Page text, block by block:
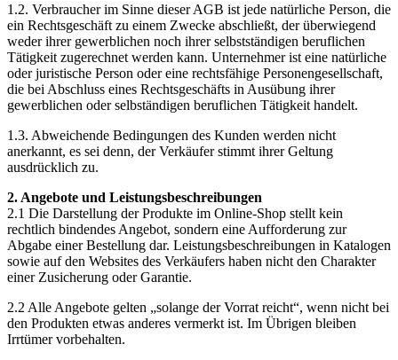
1.2. Verbraucher im Sinne dieser AGB ist jede natürliche Person, die
ein Rechtsgeschäft zu einem Zwecke abschließt, der überwiegend
weder ihrer gewerblichen noch ihrer selbstständigen beruflichen
Tätigkeit zugerechnet werden kann. Unternehmer ist eine natürliche
oder juristische Person oder eine rechtsfähige Personengesellschaft,
die bei Abschluss eines Rechtsgeschäfts in Ausübung ihrer
gewerblichen oder selbständigen beruflichen Tätigkeit handelt.
1.3. Abweichende Bedingungen des Kunden werden nicht
anerkannt, es sei denn, der Verkäufer stimmt ihrer Geltung
ausdrücklich zu.
2. Angebote und Leistungsbeschreibungen
2.1 Die Darstellung der Produkte im Online-Shop stellt kein
rechtlich bindendes Angebot, sondern eine Aufforderung zur
Abgabe einer Bestellung dar. Leistungsbeschreibungen in Katalogen
sowie auf den Websites des Verkäufers haben nicht den Charakter
einer Zusicherung oder Garantie.
2.2 Alle Angebote gelten „solange der Vorrat reicht“, wenn nicht bei
den Produkten etwas anderes vermerkt ist. Im Übrigen bleiben
Irrtümer vorbehalten.